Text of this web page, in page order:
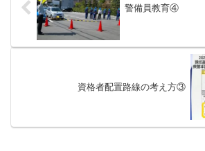
警備員教育④
資格者配置路線の考え方③